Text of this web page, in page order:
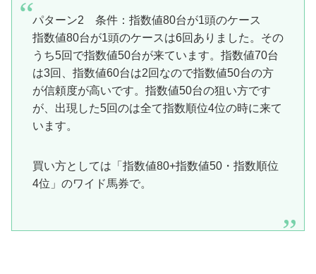
パターン2 条件：指数値80台が1頭のケース
指数値80台が1頭のケースは6回ありました。その
うち5回で指数値50台が来ています。指数値70台
は3回、指数値60台は2回なので指数値50台の方
が信頼度が高いです。指数値50台の狙い方です
が、出現した5回のは全て指数順位4位の時に来て
います。
買い方としては「指数値80+指数値50・指数順位
4位」のワイド馬券で。